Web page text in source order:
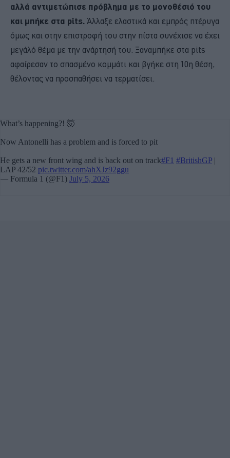
αλλά αντιμετώπισε πρόβλημα με το μονοθέσιό του
και μπήκε στα pits. Άλλαξε ελαστικά και εμπρός πτέρυγα
όμως και στην επιστροφή του στην πίστα συνέχισε να έχει
μεγάλό θέμα με την ανάρτησή του. Ξαναμπήκε στα pits
αφαίρεσαν το σπασμένο κομμάτι και βγήκε στη 10η θέση,
θέλοντας να προσπαθήσει να τερματίσει.